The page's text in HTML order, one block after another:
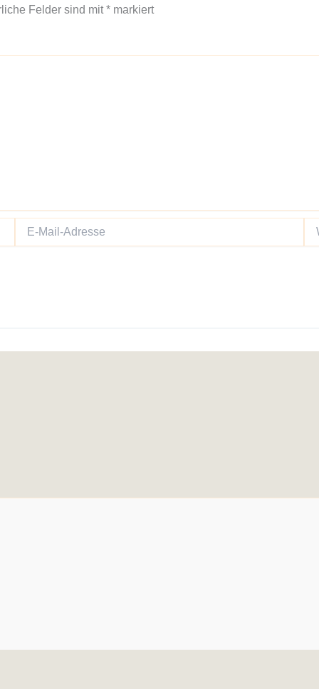
Felder sind mit* markiert
Mail-